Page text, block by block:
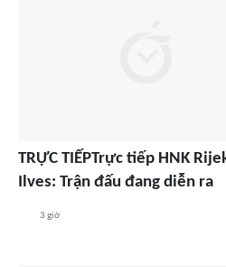
TRỰC TIẾPTrực tiếp HNK
Ilves: Trận đấu đang diễn ra
3 giờ